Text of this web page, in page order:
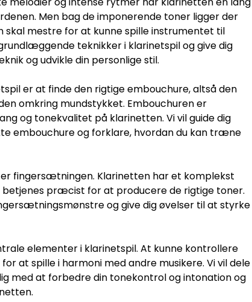
Men bag de imponerende toner ligger der
mestre for at kunne spille instrumentet til
teknikker i klarinetspil og give dig
og udvikle din personlige stil.
er at finde den rigtige embouchure, altså den
omkring mundstykket. Embouchuren er
og tonekvalitet på klarinetten. Vi vil guide dig
embouchure og forklare, hvordan du kan træne
fingersætningen. Klarinetten har et komplekst
betjenes præcist for at producere de rigtige toner.
og give dig øvelser til at styrke
elementer i klarinetspil. At kunne kontrollere
at spille i harmoni med andre musikere. Vi vil dele
med at forbedre din tonekontrol og intonation og